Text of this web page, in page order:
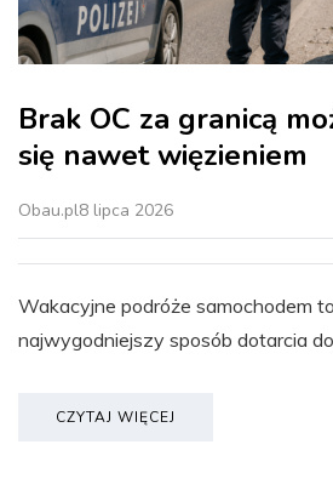
Brak OC za granicą
się nawet więzieniem
Obau.pl8 lipca 2026
Wakacyjne podróże samochodem
najwygodniejszy sposób dotarcia
CZYTAJ WIĘCEJ